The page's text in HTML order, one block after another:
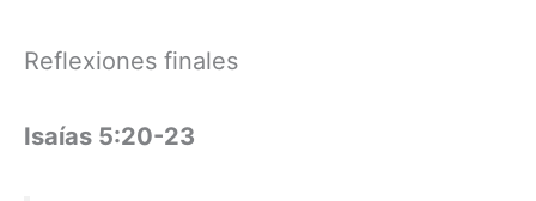
Reflexiones finales
Isaías 5:20-23